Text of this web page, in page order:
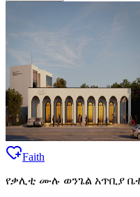
Faith
የቃሊቲ ሙሉ ወንጌል አጥቢያ